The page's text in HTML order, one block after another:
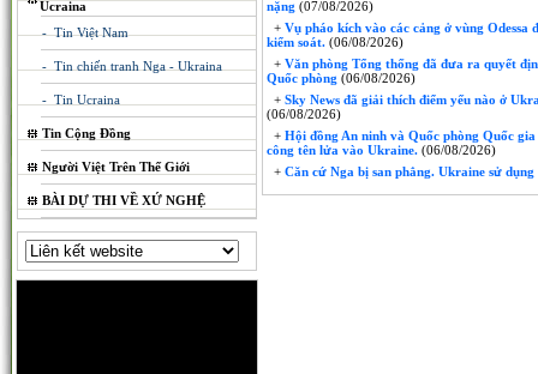
Ucraina
- Tin Việt Nam
- Tin chiến tranh Nga - Ukraina
- Tin Ucraina
Tin Cộng Đồng
Người Việt Trên Thế Giới
BÀI DỰ THI VỀ XỨ NGHỆ
nặng (07/08/2026)
+ Vụ pháo kích vào các cảng ở vùng
kiểm soát. (06/08/2026)
+ Văn phòng Tổng thống đã đưa ra quyết
Quốc phòng (06/08/2026)
+ Sky News đã giải thích điểm yếu nào ở
(06/08/2026)
+ Hội đồng An ninh và Quốc phòng Quốc
công tên lửa vào Ukraine. (06/08/2026)
+ Căn cứ Nga bị san phẳng. Ukraine sử